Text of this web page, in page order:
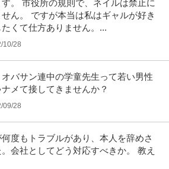
自社サービス
計） 【業種】サービス＞福祉・介護 ※会員属性
…続きを見る
助金請求管理・事務メンバーを募集！
社
トワーク
種】サービス＞福祉・介護 ※会員属性などに応
…続きを見る
提供：ビズリーチ
。 市役所の規則で、ネイルは禁止に
ん。 ですが本当は私はギャルが好き
くて仕方ありません。...
10/28
バサン連中の学童先生って若い男性
メて接してきませんか？
09/28
度もトラブルがあり、本人を辞めさ
会社としてどう対応すべきか。 教え